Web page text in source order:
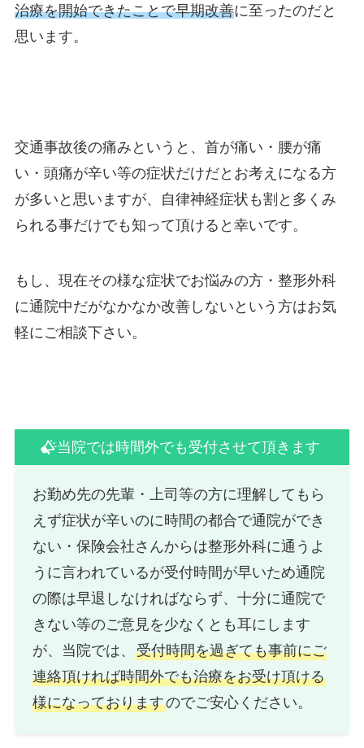
治療を開始できたことで早期改善に至ったのだと
思います。
交通事故後の痛みというと、首が痛い・腰が痛
い・頭痛が辛い等の症状だけだとお考えになる方
が多いと思いますが、自律神経症状も割と多くみ
られる事だけでも知って頂けると幸いです。
もし、現在その様な症状でお悩みの方・整形外科
に通院中だがなかなか改善しないという方はお気
軽にご相談下さい。
当院では時間外でも受付させて頂きます
お勤め先の先輩・上司等の方に理解してもら
えず症状が辛いのに時間の都合で通院ができ
ない・保険会社さんからは整形外科に通うよ
うに言われているが受付時間が早いため通院
の際は早退しなければならず、十分に通院で
きない等のご意見を少なくとも耳にします
が、当院では、受付時間を過ぎても事前にご
連絡頂ければ時間外でも治療をお受け頂ける
様になっておりますのでご安心ください。